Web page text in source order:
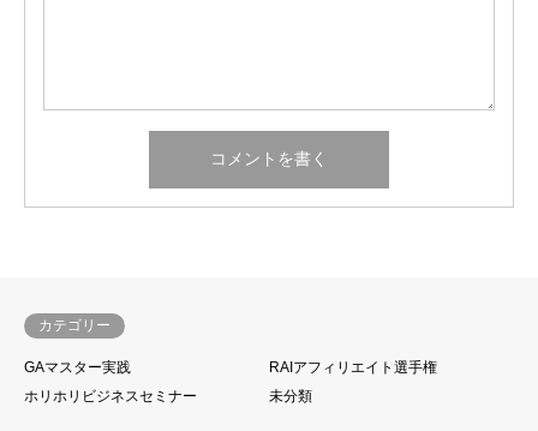
カテゴリー
GAマスター実践
RAIアフィリエイト選手権
ホリホリビジネスセミナー
未分類